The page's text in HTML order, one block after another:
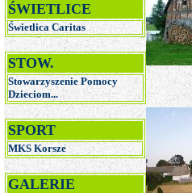
ŚWIETLICE
Świetlica Caritas
STOW.
Stowarzyszenie Pomocy
Dzieciom...
SPORT
MKS Korsze
GALERIE